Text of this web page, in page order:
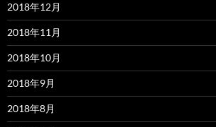
2018年12月
2018年11月
2018年10月
2018年9月
2018年8月